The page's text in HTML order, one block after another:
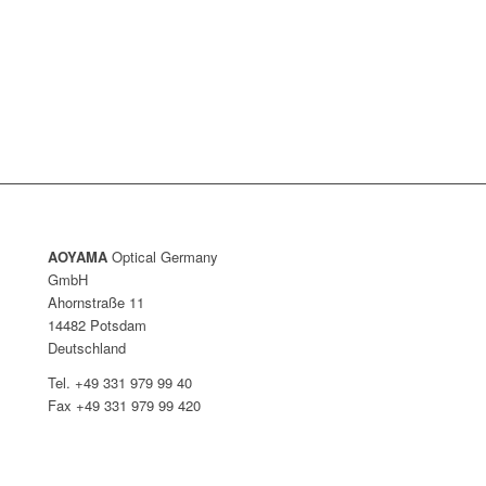
AOYAMA Optical Germany
GmbH
Ahornstraße 11
14482 Potsdam
Deutschland
Tel. +49 331 979 99 40
Fax +49 331 979 99 420